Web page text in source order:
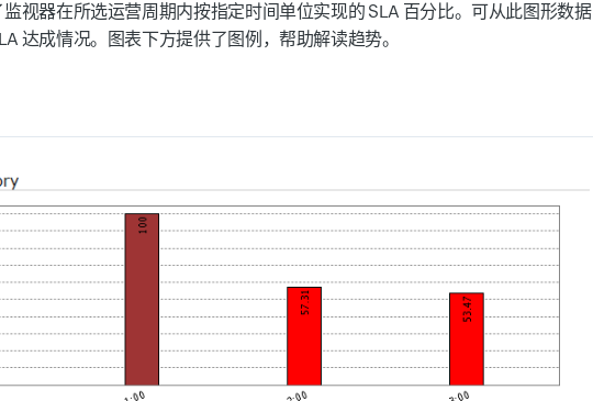
视器在所选运营周期内按指定时间单位实现的 SLA 百分比。可从此图形数据
达成情况。图表下方提供了图例，帮助解读趋势。